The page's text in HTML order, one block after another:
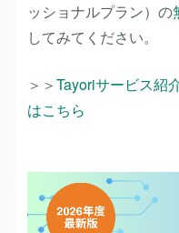
ッショナルプラン）の
してみてください。
＞＞Tayoriサービス紹
はこちら